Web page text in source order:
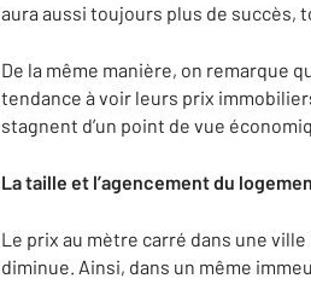
aura aussi toujours plus de succès,
De la même manière, on remarque
tendance à voir leurs prix
stagnent d’un point de vue
La taille et l’agencement du
Le prix au mètre carré dans une
diminue. Ainsi, dans un même